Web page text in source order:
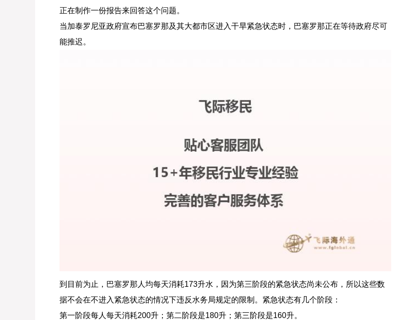
正在制作一份报告来回答这个问题。
当加泰罗尼亚政府宣布巴塞罗那及其大都市区进入干旱紧急状态时，巴塞罗那正在等待政府尽可
能推迟。
到目前为止，巴塞罗那人均每天消耗173升水，因为第三阶段的紧急状态尚未公布，所以这些数
据不会在不进入紧急状态的情况下违反水务局规定的限制。紧急状态有几个阶段：
第一阶段每人每天消耗200升；第二阶段是180升；第三阶段是160升。